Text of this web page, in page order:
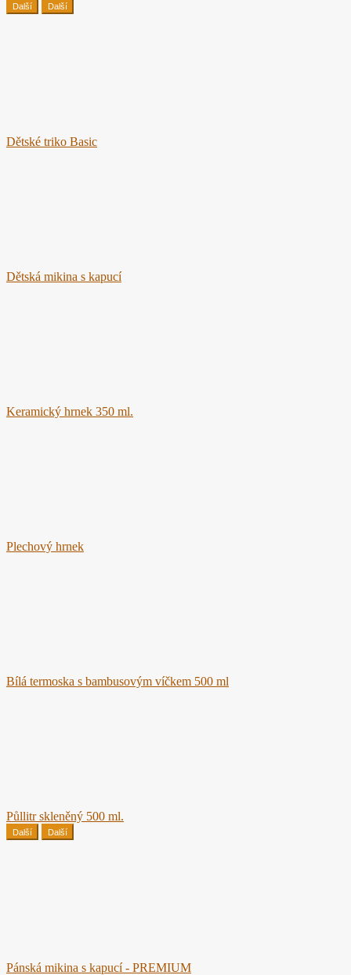
Další Další
Dětské triko Basic
Dětská mikina s kapucí
Keramický hrnek 350 ml.
Plechový hrnek
Bílá termoska s bambusovým víčkem 500 ml
Půllitr skleněný 500 ml.
Další Další
Pánská mikina s kapucí - PREMIUM